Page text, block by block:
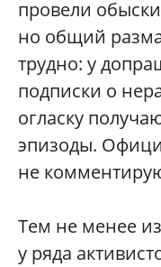
провели
но общий
трудно: у
подписки о
огласку
эпизоды.
не
Тем не менее
у ряда